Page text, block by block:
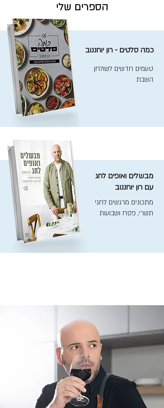
הספרים שלי
כמה סלטים - רון יוחננוב
טעמים חדשים לשולחן
השבת
מבשלים ואופים לחג
עם רון יוחננוב
מתכונים מרגשים לחגי
תשרי, פסח ושבועות